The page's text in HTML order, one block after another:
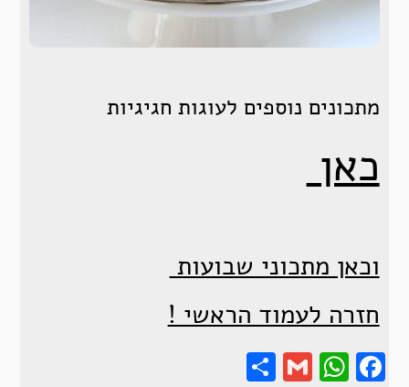
מתכונים נוספים לעוגות חגיגיות
כאן
וכאן מתכוני שבועות
חזרה לעמוד הראשי !
Gmail
Share